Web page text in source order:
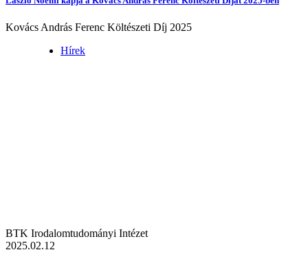
Kovács András Ferenc Költészeti Díj 2025
Hírek
BTK Irodalomtudományi Intézet
2025.02.12